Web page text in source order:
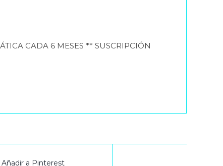
CADA 6 MESES ** SUSCRIPCIÓN
Añadir a Pinterest